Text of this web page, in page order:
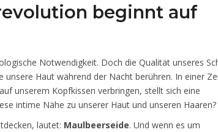
beginnt auf
Notwendigkeit. Doch die Qualität unseres
Haut während der Nacht berühren. In einer
unserem Kopfkissen verbringen, stellt sich eine
intime Nähe zu unserer Haut und unseren Haaren?
lautet: Maulbeerseide. Und wenn es um